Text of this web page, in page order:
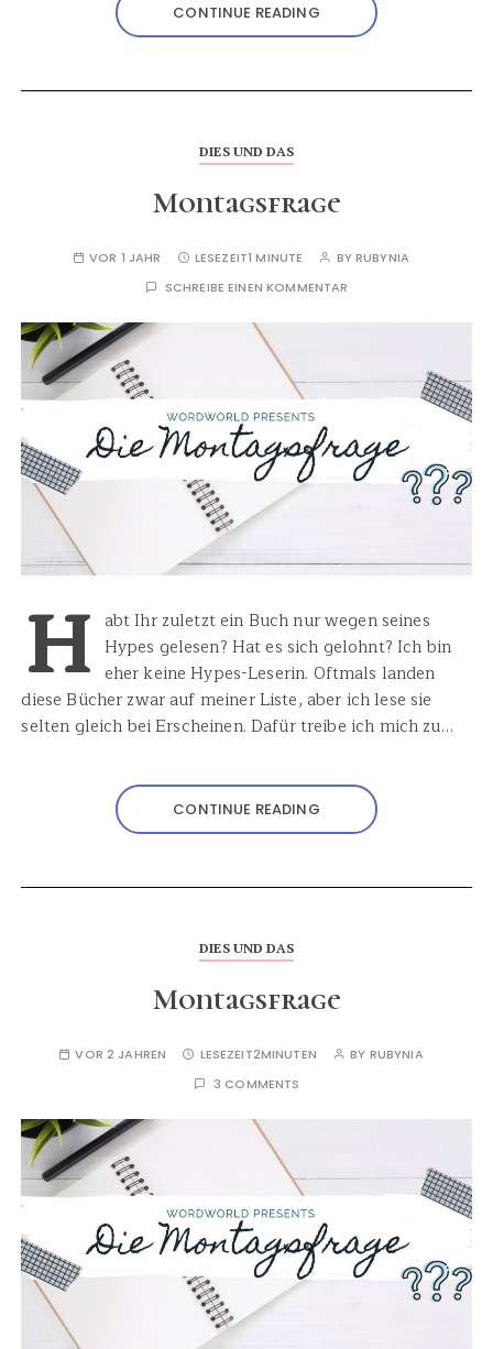
CONTINUE READING
DIES UND DAS
Montagsfrage
VOR 1 JAHR LESEZEIT1 MINUTE BYRUBYNIA
SCHREIBE EINEN KOMMENTAR
H abt Ihr zuletzt ein Buch nur wegen seines
Hypes gelesen? Hat es sich gelohnt? Ich bin
eher keine Hypes-Leserin. Oftmals landen
diese Bücher zwar auf meiner Liste, aber ich lese sie
selten gleich bei Erscheinen. Dafür treibe ich mich zu…
CONTINUE READING
DIES UND DAS
Montagsfrage
VOR 2 JAHREN LESEZEIT2MINUTEN BY RUBYNIA
3 COMMENTS